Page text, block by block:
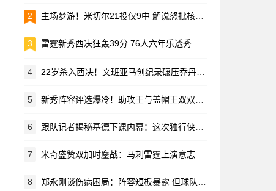
2 主场梦游！米切尔21投仅9中 解说怒批核心表现不及格
3 雷霆新秀西决狂轰39分 76人六年乐透秀加起来都不够看
4 22岁杀入西决！文班亚马创纪录碾压乔丹邓肯 马刺新王横空出世
5 新秀阵容评选爆冷！助攻王与盖帽王双双落选引热议
6 跟队记者揭秘基德下课内幕：这次独行侠管理层真没手软
7 米奇盛赞双加时鏖战：马刺雷霆上演意志对决 替补奇兵定乾坤
8 郑永刚谈伤病困局：阵容短板暴露 但球队精气神不能垮